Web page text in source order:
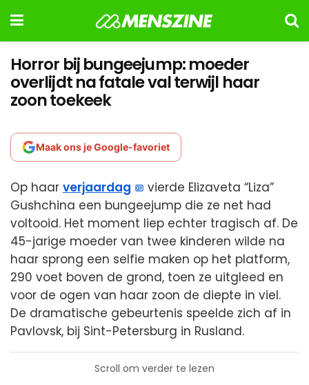
Horror bij bungeejump: moeder
overlijdt na fatale val terwijl haar
zoon toekeek
Maak ons je Google-favoriet
Op haar verjaardag
vierde Elizaveta “Liza”
Gushchina een bungeejump die ze net had
voltooid. Het moment liep echter tragisch af. De
45-jarige moeder van twee kinderen wilde na
haar sprong een selfie maken op het platform,
290 voet boven de grond, toen ze uitgleed en
voor de ogen van haar zoon de diepte in viel.
De dramatische gebeurtenis speelde zich af in
Pavlovsk, bij Sint-Petersburg in Rusland.
Scroll om verder te lezen